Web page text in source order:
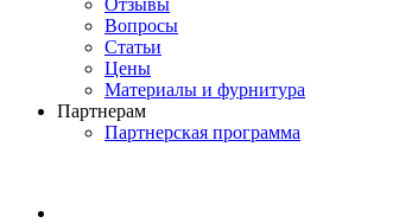
Отзывы
Вопросы
Статьи
Цены
Материалы и фурнитура
Партнерам
Партнерская программа